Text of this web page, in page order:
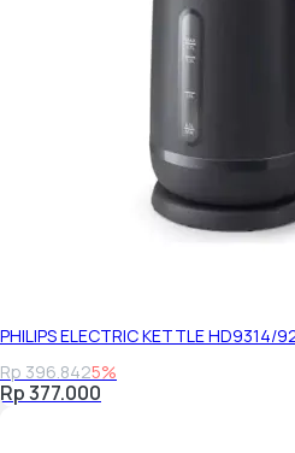
PHILIPS ELECTRIC KETTLE HD9314/
Rp 396.8425%
Rp 377.000